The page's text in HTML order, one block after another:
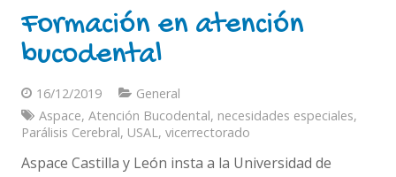
Formación en atención
bucodental
16/12/2019
General
Aspace, Atención Bucodental, necesidades especiales,
Parálisis Cerebral, USAL, vicerrectorado
Aspace Castilla y León insta a la Universidad de